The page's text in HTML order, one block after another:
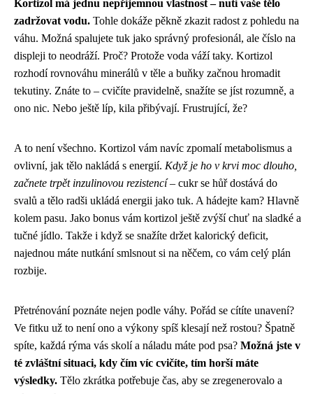
Kortizol má jednu nepříjemnou vlastnost – nutí vaše tělo
zadržovat vodu. Tohle dokáže pěkně zkazit radost z pohledu na
váhu. Možná spalujete tuk jako správný profesionál, ale číslo na
displeji to neodráží. Proč? Protože voda váží taky. Kortizol
rozhodí rovnováhu minerálů v těle a buňky začnou hromadit
tekutiny. Znáte to – cvičíte pravidelně, snažíte se jíst rozumně, a
ono nic. Nebo ještě líp, kila přibývají. Frustrující, že?
A to není všechno. Kortizol vám navíc zpomalí metabolismus a
ovlivní, jak tělo nakládá s energií. Když je ho v krvi moc dlouho,
začnete trpět inzulinovou rezistencí– cukr se hůř dostává do
svalů a tělo radši ukládá energii jako tuk. A hádejte kam? Hlavně
kolem pasu. Jako bonus vám kortizol ještě zvýší chuť na sladké a
tučné jídlo. Takže i když se snažíte držet kalorický deficit,
najednou máte nutkání smlsnout si na něčem, co vám celý plán
rozbije.
Přetrénování poznáte nejen podle váhy. Pořád se cítíte unavení?
Ve fitku už to není ono a výkony spíš klesají než rostou? Špatně
spíte, každá rýma vás skolí a náladu máte pod psa? Možná jste v
té zvláštní situaci, kdy čím víc cvičíte, tím horší máte
výsledky. Tělo zkrátka potřebuje čas, aby se zregenerovalo a